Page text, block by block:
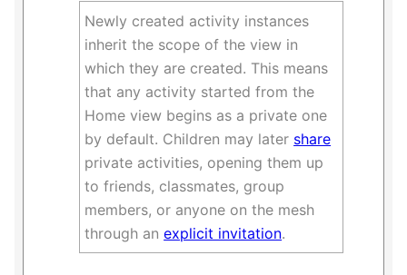
Newly created activity instances
inherit the scope of the view in
which they are created. This means
that any activity started from the
Home view begins as a private one
by default. Children may later share
private activities, opening them up
to friends, classmates, group
members, or anyone on the mesh
through anexplicit invitation.